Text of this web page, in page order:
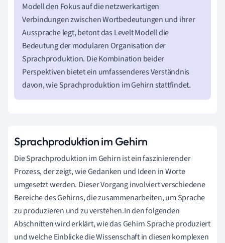
Modell den Fokus auf die netzwerkartigen
Verbindungen zwischen Wortbedeutungen und ihrer
Aussprache legt, betont das Levelt Modell die
Bedeutung der modularen Organisation der
Sprachproduktion. Die Kombination beider
Perspektiven bietet ein umfassenderes Verständnis
davon, wie Sprachproduktion im Gehirn stattfindet.
Sprachproduktion im Gehirn
Die Sprachproduktion im Gehirn ist ein faszinierender
Prozess, der zeigt, wie Gedanken und Ideen in Worte
umgesetzt werden. Dieser Vorgang involviert verschiedene
Bereiche des Gehirns, die zusammenarbeiten, um Sprache
zu produzieren und zu verstehen.In den folgenden
Abschnitten wird erklärt, wie das Gehirn Sprache produziert
und welche Einblicke die Wissenschaft in diesen komplexen